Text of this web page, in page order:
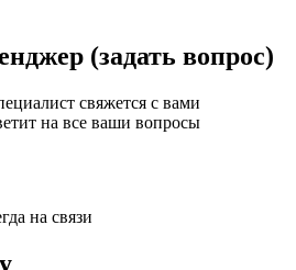
(задать вопрос)
свяжется с вами
на все ваши вопросы
на связи